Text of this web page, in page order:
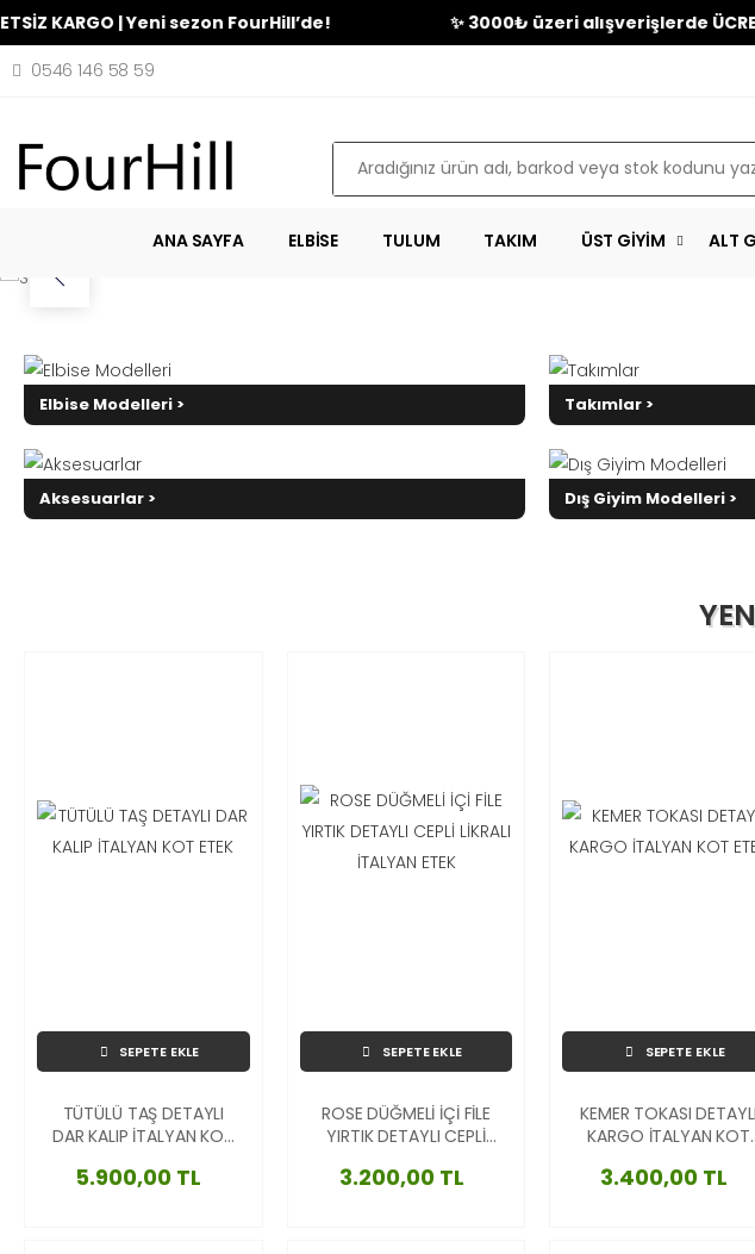
| Yeni sezon FourHill’de! ✨ 3000₺ üzeri alışverişlerde ÜCRETSİZ
0546 146 58 59
Ara
ANA SAYFA ELBISE TULUM TAKIM ÜST GIYIM ALT
Elbise Modelleri > Takımlar >
Aksesuarlar > Dış Giyim Modelleri >
SEPETE EKLE
TÜTÜLÜ TAŞ DETAYLI
DAR KALIP İTALYAN KOT
5.900,00 TL
SEPETE EKLE
ROSE DÜĞMELİ İÇİ FİLE
YIRTIK DETAYLI CEPLİ
3.200,00 TL
SEPETE EKLE
KEMER TOKASI DETAYLI
KARGO İTALYAN KOT
3.400,00 TL